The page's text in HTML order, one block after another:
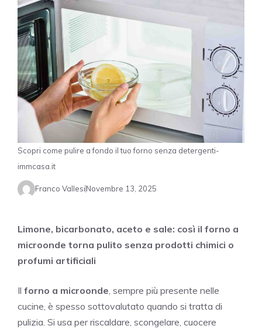
Scopri come pulire a fondo il tuo forno senza detergenti-
immcasa.it
Franco VallesiNovembre 13, 2025
Limone, bicarbonato, aceto e sale: così il forno a
microonde torna pulito senza prodotti chimici o
profumi artificiali
Il forno a microonde , sempre più presente nelle
cucine, è spesso sottovalutato quando si tratta di
pulizia. Si usa per riscaldare, scongelare, cuocere